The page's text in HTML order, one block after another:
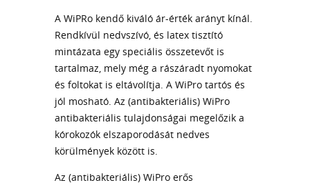
A WiPRo kendő kiváló ár-érték arányt kínál.
Rendkívül nedvszívó, és latex tisztító
mintázata egy speciális összetevőt is
tartalmaz, mely még a rászáradt nyomokat
és foltokat is eltávolítja. A WiPro tartós és
jól mosható. Az (antibakteriális) WiPro
antibakteriális tulajdonságai megelőzik a
kórokozók elszaporodását nedves
körülmények között is.
Az (antibakteriális) WiPro erős